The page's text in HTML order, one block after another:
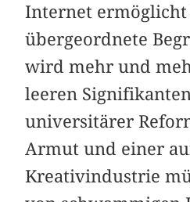
Internet ermöglicht
übergeordnete
wird mehr und
leeren
universitärer
Armut und einer
Kreativindustrie